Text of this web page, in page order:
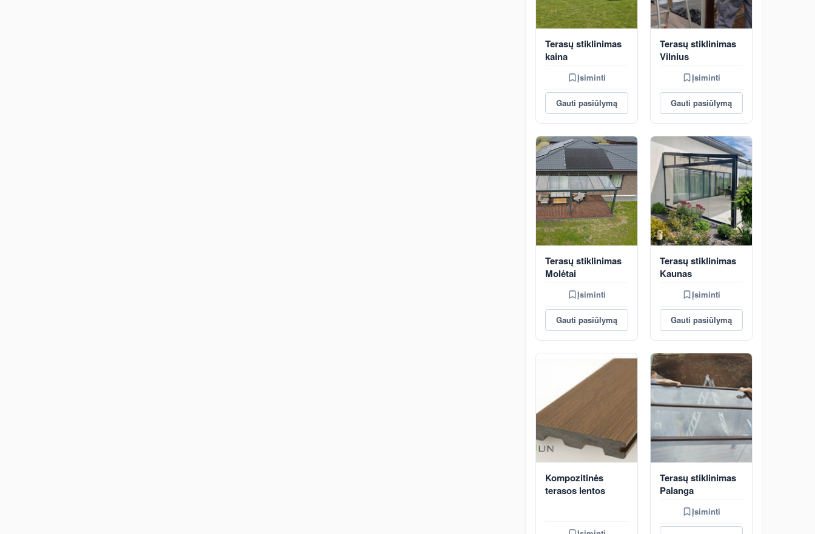
Terasų stiklinimas
kaina
Įsiminti
Gauti pasiūlymą
Terasų stiklinimas
Vilnius
Įsiminti
Gauti pasiūlymą
Terasų stiklinimas
Molėtai
Įsiminti
Gauti pasiūlymą
Terasų stiklinimas
Kaunas
Įsiminti
Gauti pasiūlymą
Kompozitinės
terasos lentos
Terasų stiklinimas
Palanga
Įsiminti